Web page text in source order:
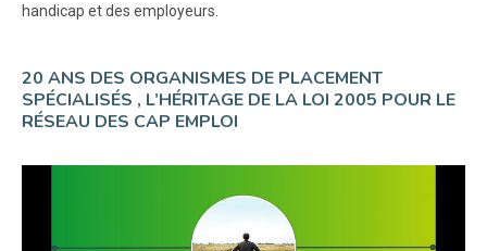
handicap et des employeurs.
20 ANS DES ORGANISMES DE PLACEMENT
SPÉCIALISÉS , L’HÉRITAGE DE LA LOI 2005 POUR LE
RÉSEAU DES CAP EMPLOI